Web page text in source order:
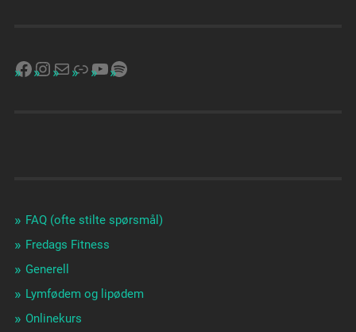
FAQ (ofte stilte spørsmål)
Fredags Fitness
Generell
Lymfødem og lipødem
Onlinekurs